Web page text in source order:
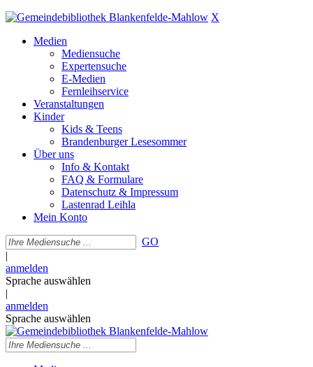
X
Medien
Mediensuche
Expertensuche
E-Medien
Fernleihservice
Veranstaltungen
Kinder
Kids & Teens
Brandenburger Lesesommer
Über uns
Info & Kontakt
FAQ & Formulare
Datenschutz & Impressum
Lastenrad Leihla
Mein Konto
GO
|
anmelden
Sprache auswählen
|
anmelden
Sprache auswählen